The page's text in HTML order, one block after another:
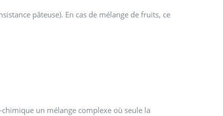
pâteuse). En cas de mélange de fruits, ce
un mélange complexe où seule la